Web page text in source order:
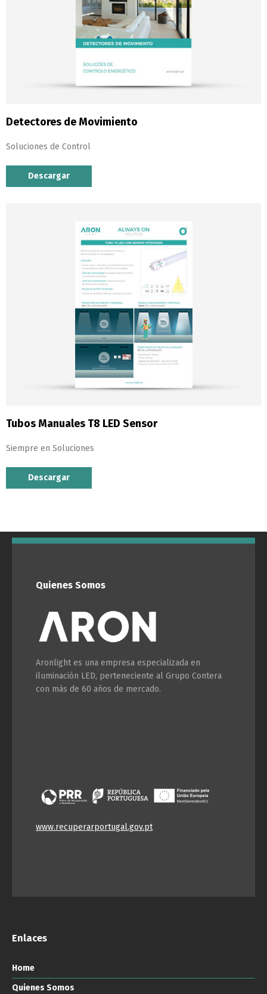
Detectores de Movimiento
Soluciones de Control
Descargar
Tubos Manuales T8 LED Sensor
Siempre en Soluciones
Descargar
Quienes Somos
Aronlight es una empresa especializada en
iluminación LED, perteneciente al Grupo Contera
con más de 60 años de mercado.
www.recuperarportugal.gov.pt
Enlaces
Home
Quienes Somos